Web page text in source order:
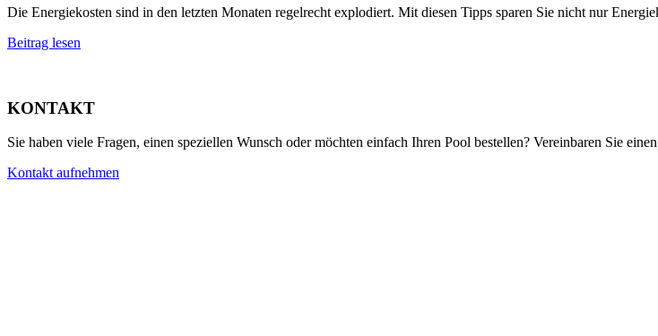
Die Energiekosten sind in den letzten Monaten regelrecht explodiert. Mit diesen Tipps sparen Sie nicht nur
Beitrag lesen
KONTAKT
Sie haben viele Fragen, einen speziellen Wunsch oder möchten einfach Ihren Pool bestellen? Vereinbaren Sie
Kontakt aufnehmen